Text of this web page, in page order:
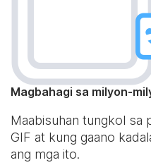
Magbahagi sa milyon-
Maabisuhan tungkol sa
GIF at kung gaano
ang mga ito.